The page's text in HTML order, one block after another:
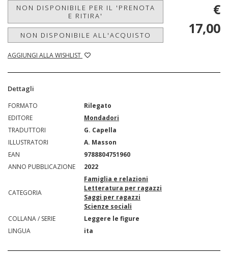
NON DISPONIBILE PER IL 'PRENOTA
E RITIRA'
NON DISPONIBILE ALL'ACQUISTO
AGGIUNGI ALLA WISHLIST
€
17,00
Dettagli
FORMATO
Rilegato
EDITORE
Mondadori
TRADUTTORI
G. Capella
ILLUSTRATORI
A. Masson
EAN
9788804751960
ANNO PUBBLICAZIONE
2022
CATEGORIA
Famiglia e relazioni
Letteratura per ragazzi
Saggi per ragazzi
Scienze sociali
COLLANA / SERIE
Leggere le figure
LINGUA
ita